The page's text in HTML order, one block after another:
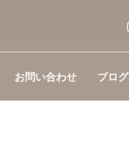
お問い合わせ ブログ